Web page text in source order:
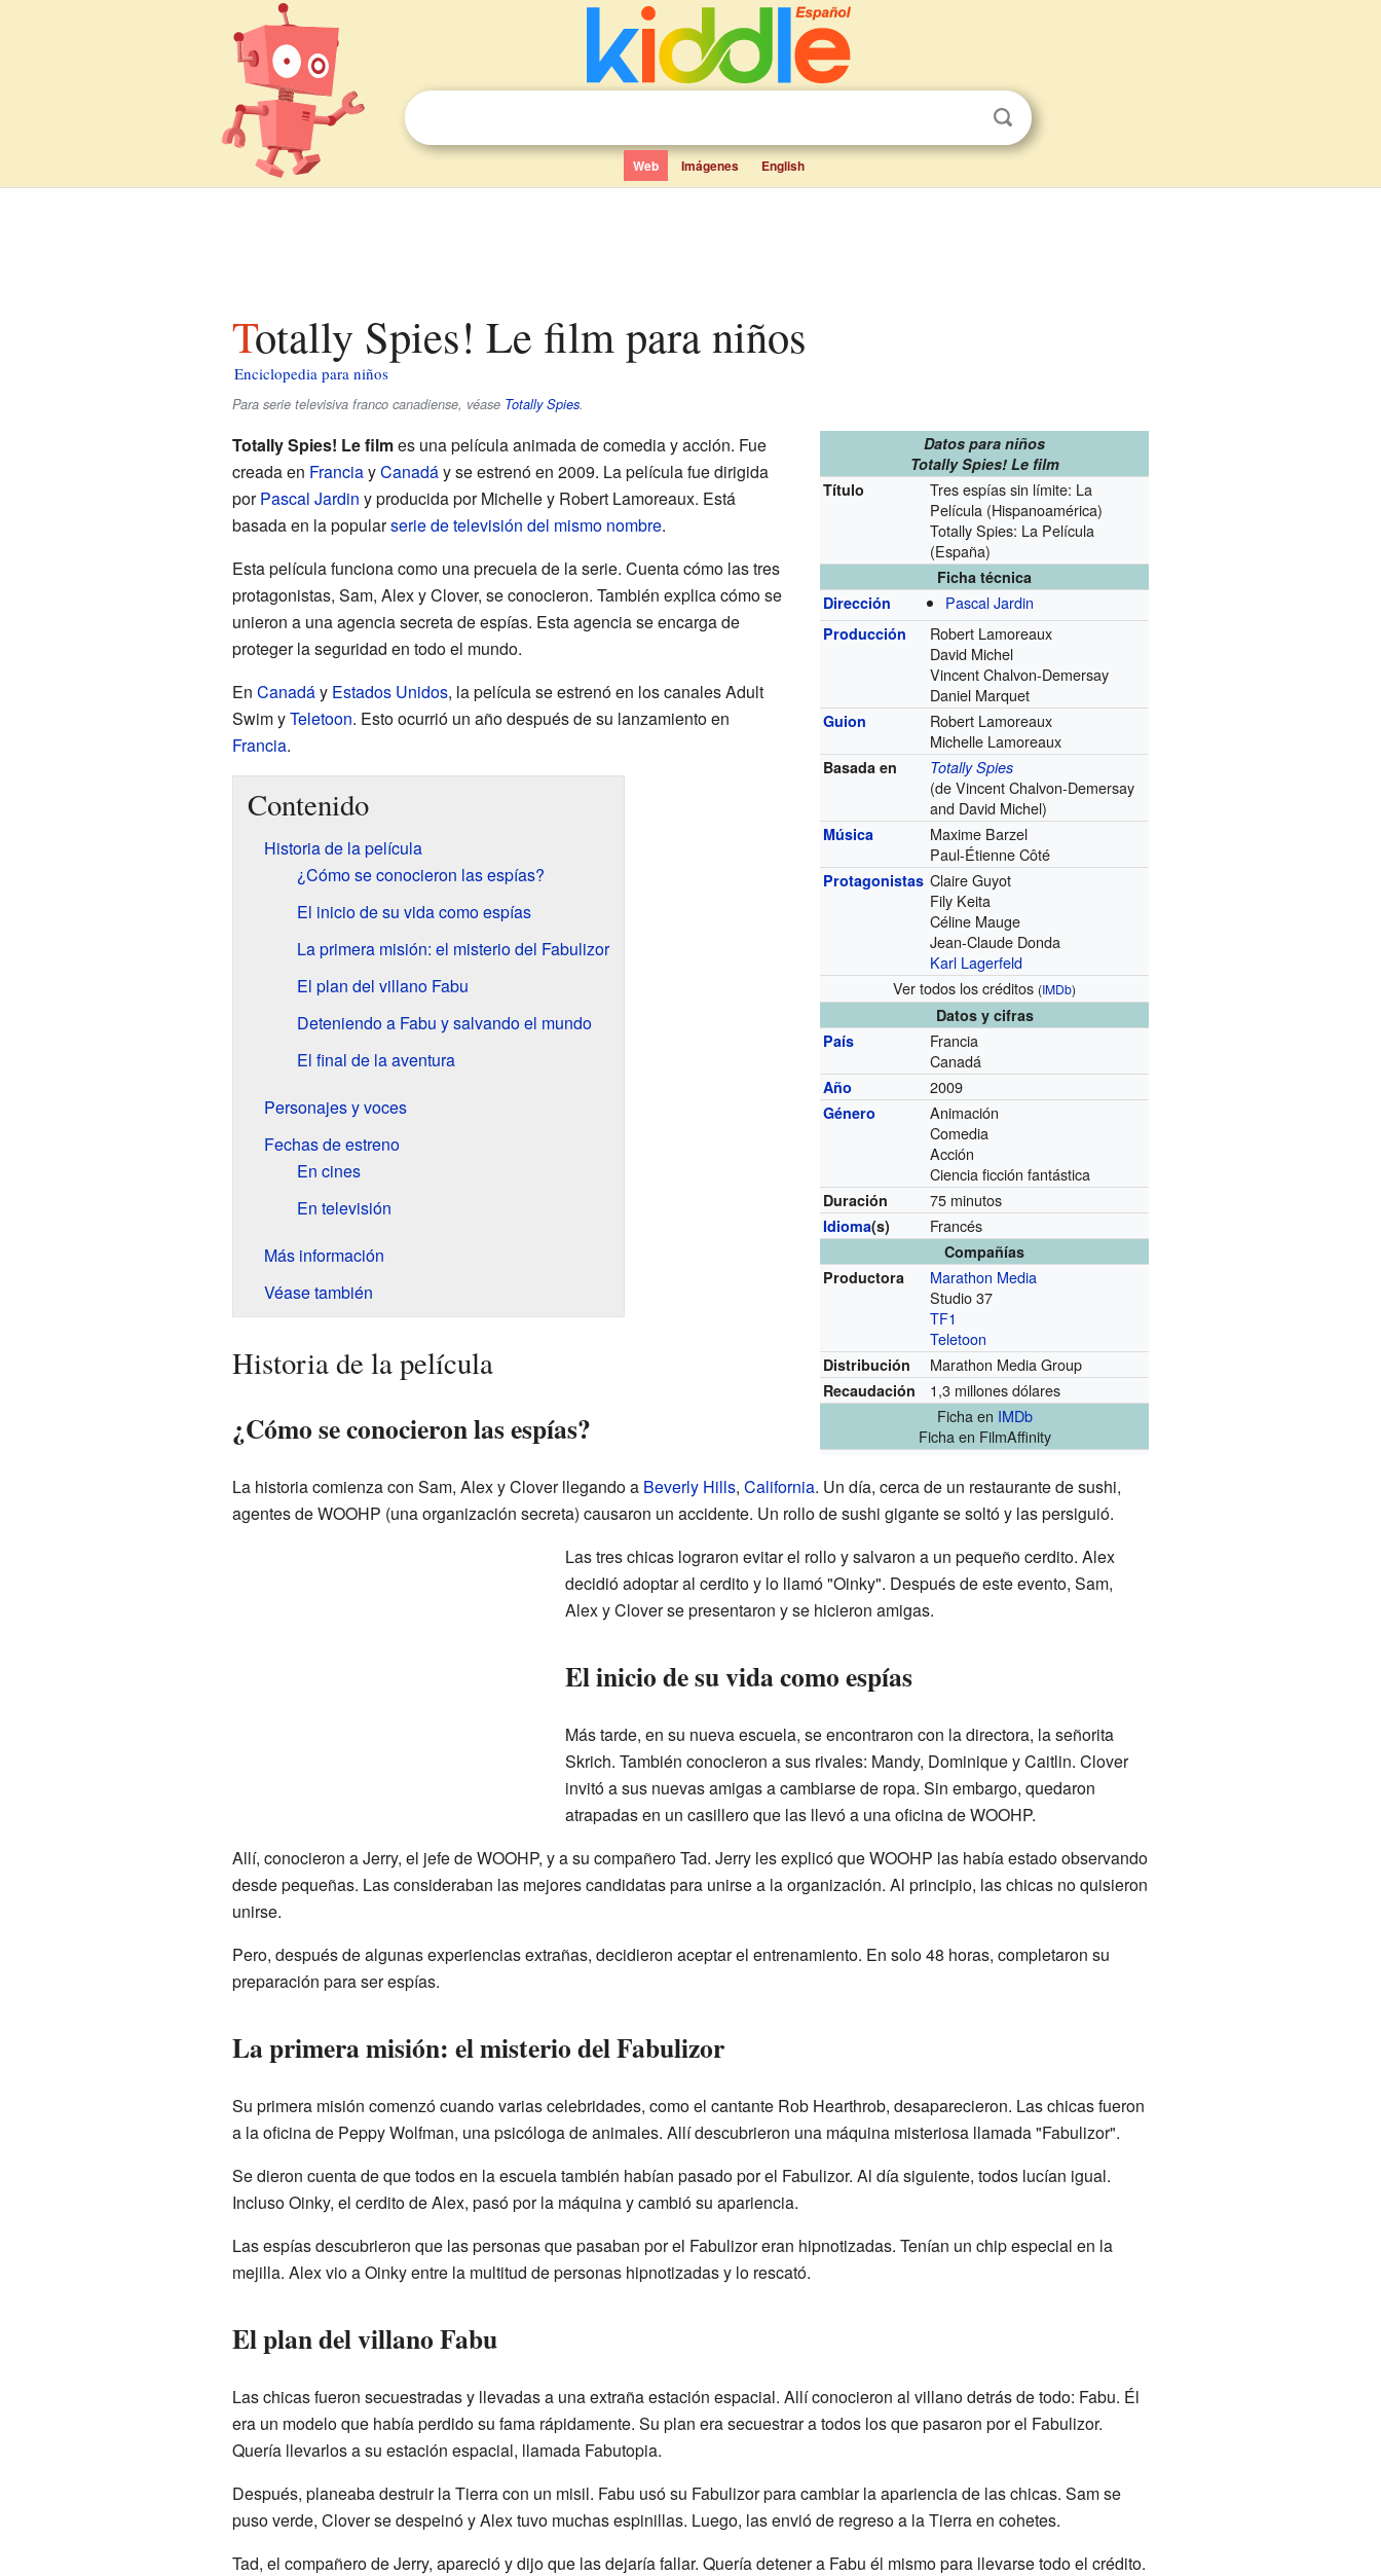
Web Imágenes English
Totally Spies! Le film para niños
Enciclopedia para niños
Para serie televisiva franco canadiense, véase Totally Spies.
Datos para niños
Totally Spies! Le film
Título
Tres espías sin límite: La
Película (Hispanoamérica)
Totally Spies: La Película
(España)
Ficha técnica
Dirección
Pascal Jardin
Producción
Robert Lamoreaux
David Michel
Vincent Chalvon-Demersay
Daniel Marquet
Guion
Robert Lamoreaux
Michelle Lamoreaux
Basada en Totally Spies
(de Vincent Chalvon-Demersay
and David Michel)
Música
Maxime Barzel
Paul-Étienne Côté
Protagonistas Claire Guyot
Fily Keita
Céline Mauge
Jean-Claude Donda
Karl Lagerfeld
Ver todos los créditos (IMDb)
Datos y cifras
País
Francia
Canadá
Año 2009
Género
Animación
Comedia
Acción
Ciencia ficción fantástica
Duración 75 minutos
Idioma(s) Francés
Compañías
Productora
Marathon Media
Studio 37
TF1
Teletoon
Distribución Marathon Media Group
Recaudación
1,3 millones dólares
Ficha en IMDb
Ficha en FilmAffinity
Totally Spies! Le filmes una película animada de comedia y acción. Fue
creada en FranciayCanadáy se estrenó en 2009. La película fue dirigida
porPascal Jardin y producida por Michelle y Robert Lamoreaux. Está
basada en la popularserie de televisión del mismo nombre.
Esta película funciona como una precuela de la serie. Cuenta cómo las tres
protagonistas, Sam, Alex y Clover, se conocieron. También explica cómo se
unieron a una agencia secreta de espías. Esta agencia se encarga de
proteger la seguridad en todo el mundo.
En Canadáy Estados Unidos, la película se estrenó en los canales Adult
Swim yTeletoon. Esto ocurrió un año después de su lanzamiento en
Francia.
Contenido
Historia de la película
¿Cómo se conocieron las espías?
El inicio de su vida como espías
La primera misión: el misterio del Fabulizor
El plan del villano Fabu
Deteniendo a Fabu y salvando el mundo
El final de la aventura
Personajes y voces
Fechas de estreno
En cines
En televisión
Más información
Véase también
Historia de la película
¿Cómo se conocieron las espías?
La historia comienza con Sam, Alex y Clover llegando a Beverly Hills, California. Un día, cerca de un restaurante de sushi,
agentes de WOOHP (una organización secreta) causaron un accidente. Un rollo de sushi gigante se soltó y las persiguió.
Las tres chicas lograron evitar el rollo y salvaron a un pequeño cerdito. Alex
decidió adoptar al cerdito y lo llamó "Oinky". Después de este evento, Sam,
Alex y Clover se presentaron y se hicieron amigas.
El inicio de su vida como espías
Más tarde, en su nueva escuela, se encontraron con la directora, la señorita
Skrich. También conocieron a sus rivales: Mandy, Dominique y Caitlin. Clover
invitó a sus nuevas amigas a cambiarse de ropa. Sin embargo, quedaron
atrapadas en un casillero que las llevó a una oficina de WOOHP.
Allí, conocieron a Jerry, el jefe de WOOHP, y a su compañero Tad. Jerry les explicó que WOOHP las había estado observando
desde pequeñas. Las consideraban las mejores candidatas para unirse a la organización. Al principio, las chicas no quisieron
unirse.
Pero, después de algunas experiencias extrañas, decidieron aceptar el entrenamiento. En solo 48 horas, completaron su
preparación para ser espías.
La primera misión: el misterio del Fabulizor
Su primera misión comenzó cuando varias celebridades, como el cantante Rob Hearthrob, desaparecieron. Las chicas fueron
a la oficina de Peppy Wolfman, una psicóloga de animales. Allí descubrieron una máquina misteriosa llamada "Fabulizor".
Se dieron cuenta de que todos en la escuela también habían pasado por el Fabulizor. Al día siguiente, todos lucían igual.
Incluso Oinky, el cerdito de Alex, pasó por la máquina y cambió su apariencia.
Las espías descubrieron que las personas que pasaban por el Fabulizor eran hipnotizadas. Tenían un chip especial en la
mejilla. Alex vio a Oinky entre la multitud de personas hipnotizadas y lo rescató.
El plan del villano Fabu
Las chicas fueron secuestradas y llevadas a una extraña estación espacial. Allí conocieron al villano detrás de todo: Fabu. Él
era un modelo que había perdido su fama rápidamente. Su plan era secuestrar a todos los que pasaron por el Fabulizor.
Quería llevarlos a su estación espacial, llamada Fabutopia.
Después, planeaba destruir la Tierra con un misil. Fabu usó su Fabulizor para cambiar la apariencia de las chicas. Sam se
puso verde, Clover se despeinó y Alex tuvo muchas espinillas. Luego, las envió de regreso a la Tierra en cohetes.
Tad, el compañero de Jerry, apareció y dijo que las dejaría fallar. Quería detener a Fabu él mismo para llevarse todo el crédito.